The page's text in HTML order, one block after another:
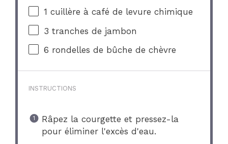
1 cuillère à café de levure chimique
3 tranches de jambon
6 rondelles de bûche de chèvre
INSTRUCTIONS
Râpez la courgette et pressez-la
pour éliminer l'excès d'eau.